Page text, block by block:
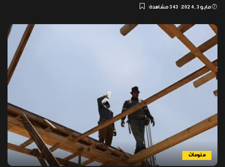
مايو 3, 2024 343 مشاهدة
منوعات